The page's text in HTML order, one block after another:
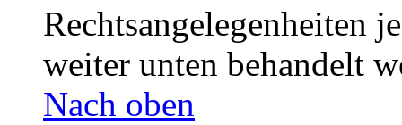
Rechtsangelegenheiten
weiter unten behandelt
Nach oben